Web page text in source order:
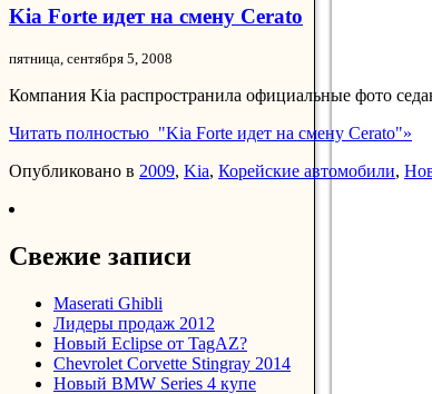
Kia Forte идет на смену Cerato
пятница, сентября 5, 2008
Компания Kia распространила официальные фото
Читать полностью "Kia Forte идет на смену Cerato"»
Опубликовано в 2009, Kia, Корейские автомобили,
Свежие записи
Maserati Ghibli
Лидеры продаж 2012
Новый Eclipse от TagAZ?
Chevrolet Corvette Stingray 2014
Новый BMW Series 4 купе